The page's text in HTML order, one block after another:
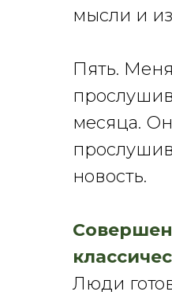
мысли и
Пять.
месяца.
новость.
Люди